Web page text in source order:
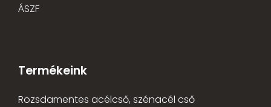
ÁSZF
Termékeink
Rozsdamentes acélcső, szénacél cső